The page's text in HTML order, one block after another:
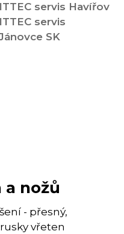
ITTEC servis Havířov
ITTEC servis
SK
nožů
- přesný,
vřeten